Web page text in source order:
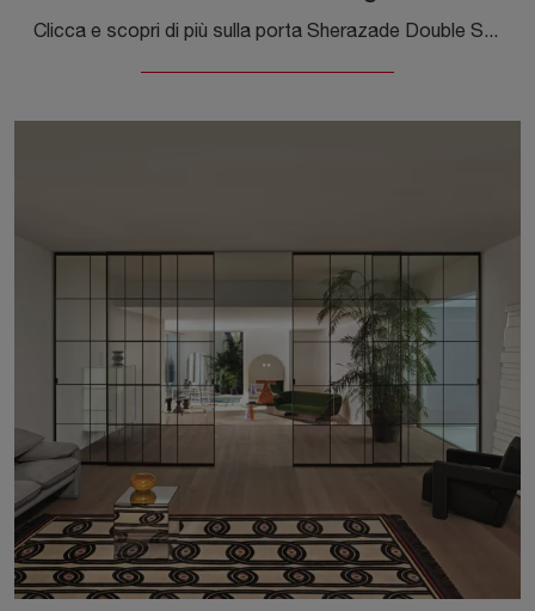
Clicca e scopri di più sulla porta Sherazade Double Swing Plain di Glas Italia con telaio in alluminio: le più belle porte da interno a filo muro ti ...